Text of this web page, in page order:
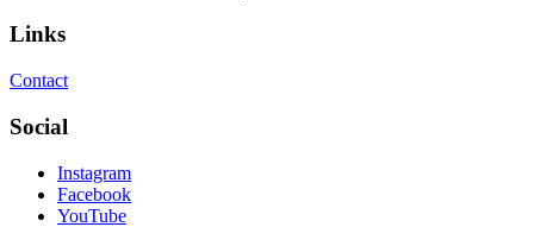
Links
Contact
Social
Instagram
Facebook
YouTube